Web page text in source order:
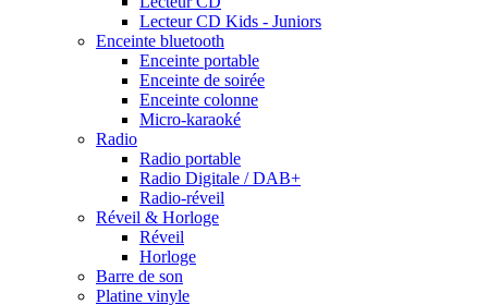
Lecteur CD Kids - Juniors
Enceinte bluetooth
Enceinte portable
Enceinte de soirée
Enceinte colonne
Micro-karaoké
Radio
Radio portable
Radio Digitale / DAB+
Radio-réveil
Réveil & Horloge
Réveil
Horloge
Barre de son
Platine vinyle